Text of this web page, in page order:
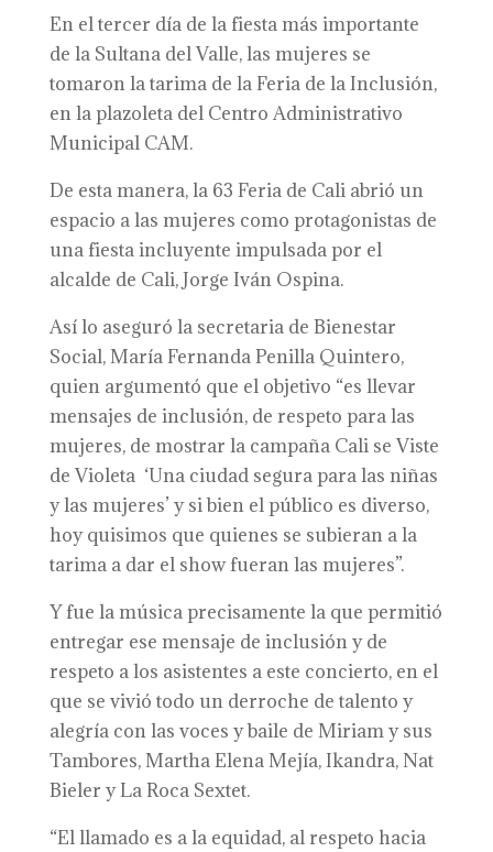
En el tercer día de la fiesta más importante
de la Sultana del Valle, las mujeres se
tomaron la tarima de la Feria de la Inclusión,
en la plazoleta del Centro Administrativo
Municipal CAM.
De esta manera, la 63 Feria de Cali abrió un
espacio a las mujeres como protagonistas de
una fiesta incluyente impulsada por el
alcalde de Cali, Jorge Iván Ospina.
Así lo aseguró la secretaria de Bienestar
Social, María Fernanda Penilla Quintero,
quien argumentó que el objetivo “es llevar
mensajes de inclusión, de respeto para las
mujeres, de mostrar la campaña Cali se Viste
de Violeta ‘Una ciudad segura para las niñas
y las mujeres’ y si bien el público es diverso,
hoy quisimos que quienes se subieran a la
tarima a dar el show fueran las mujeres”.
Y fue la música precisamente la que permitió
entregar ese mensaje de inclusión y de
respeto a los asistentes a este concierto, en el
que se vivió todo un derroche de talento y
alegría con las voces y baile de Miriam y sus
Tambores, Martha Elena Mejía, Ikandra, Nat
Bieler y La Roca Sextet.
“El llamado es a la equidad, al respeto hacia